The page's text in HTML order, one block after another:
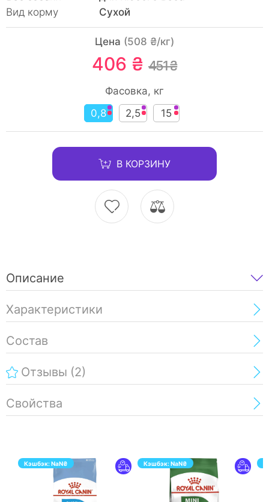
Вид корму
Сухой
Цена (508 ₴/кг)
406 ₴ 451 ₴
Фасовка, кг
0,8
2,5 15
В КОРЗИНУ
Описание
Характеристики
Состав
Отзывы (2)
Свойства
Кэшбэк:NaN₴ Кэшбэк:NaN₴